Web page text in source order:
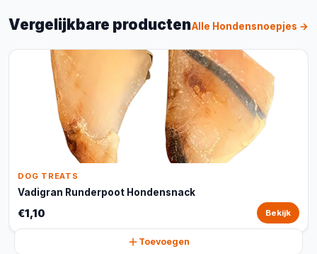
Vergelijkbare productenAlle Hondensnoepjes →
DOG TREATS
Vadigran Runderpoot Hondensnack
€1,10 Bekijk
Toevoegen